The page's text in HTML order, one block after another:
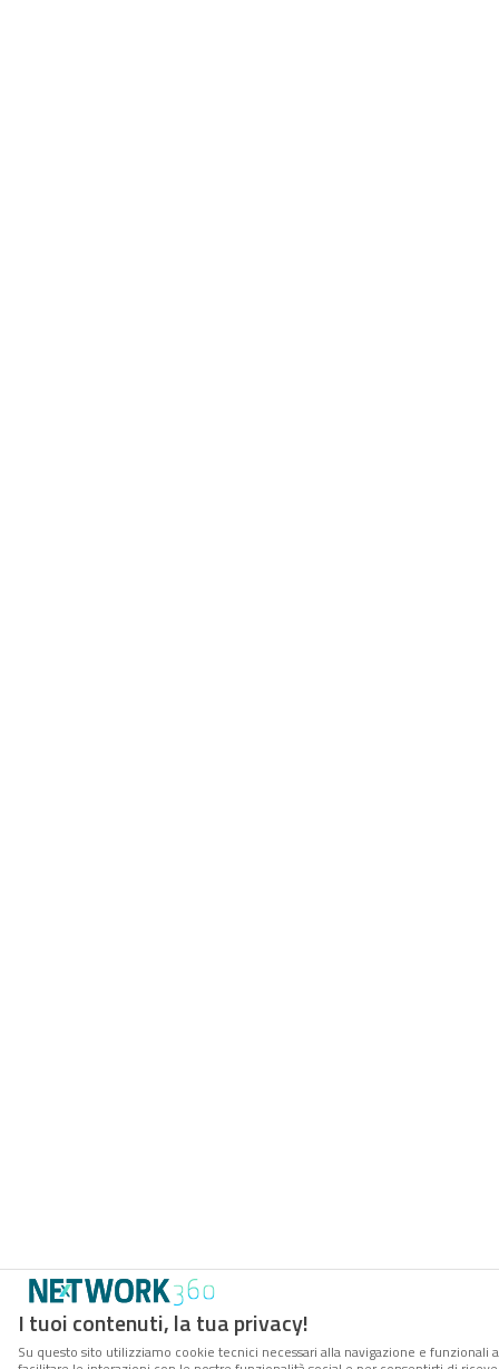
I tuoi contenuti, la tua privacy!
Su questo sito utilizziamo cookie tecnici necessari alla navigazione e